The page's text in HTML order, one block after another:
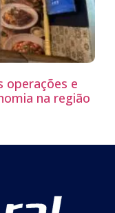
operações e
na região